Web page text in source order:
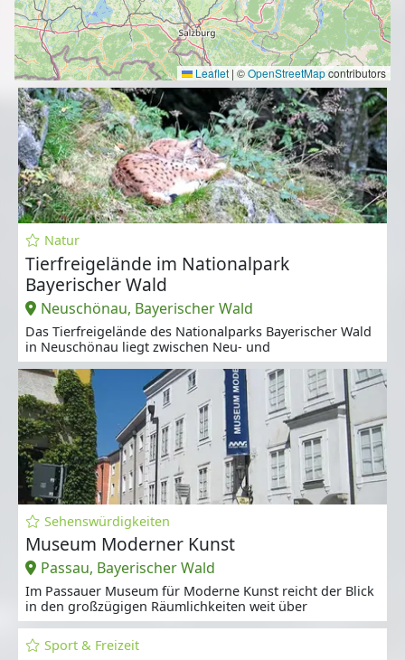
Leaflet | ©OpenStreetMapcontributors
Natur
Tierfreigelände im Nationalpark
Bayerischer Wald
Neuschönau, Bayerischer Wald
Das Tierfreigelände des Nationalparks Bayerischer Wald
in Neuschönau liegt zwischen Neu- und
Sehenswürdigkeiten
Museum Moderner Kunst
Passau, Bayerischer Wald
Im Passauer Museum für Moderne Kunst reicht der Blick
in den großzügigen Räumlichkeiten weit über
Sport & Freizeit